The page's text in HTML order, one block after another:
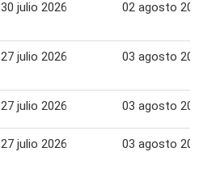
30 julio 2026 02 agosto 2026
27 julio 2026 03 agosto 2026
27 julio 2026 03 agosto 2026
27 julio 2026 03 agosto 2026